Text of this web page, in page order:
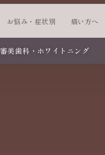
お悩み・症状別 痛い方へ
審美歯科・ホワイトニング